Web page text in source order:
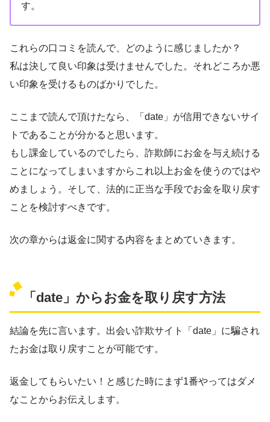
す。
これらの口コミを読んで、どのように感じましたか？
私は決して良い印象は受けませんでした。それどころか悪
い印象を受けるものばかりでした。
ここまで読んで頂けたなら、「date」が信用できないサイ
トであることが分かると思います。
もし課金しているのでしたら、詐欺師にお金を与え続ける
ことになってしまいますからこれ以上お金を使うのではや
めましょう。そして、法的に正当な手段でお金を取り戻す
ことを検討すべきです。
次の章からは返金に関する内容をまとめていきます。
「date」からお金を取り戻す方法
結論を先に言います。出会い詐欺サイト「date」に騙され
たお金は取り戻すことが可能です。
返金してもらいたい！と感じた時にまず1番やってはダメ
なことからお伝えします。